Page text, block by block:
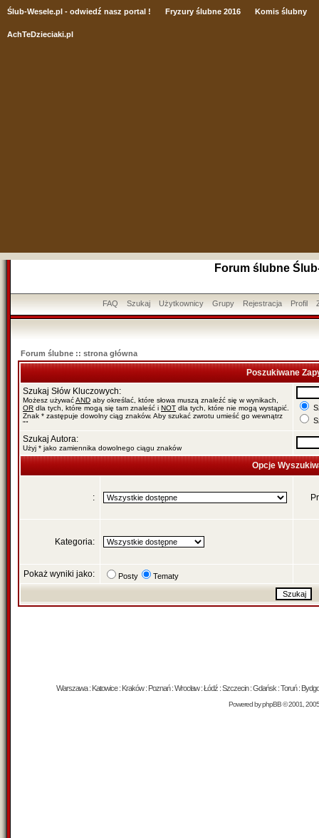
Ślub-Wesele.pl - odwiedź nasz portal ! Fryzury ślubne 2016 Komis ślubny
AchTeDzieciaki.pl
Forum ślubne
FAQ Szukaj Użytkownicy Grupy Rejestracja Profil
Forum ślubne :: strona główna
Poszukiwane
Szukaj Słów Kluczowych:
Możesz używaćAND aby określać, które słowa muszą znaleźć się w wynikach,
OR dla tych, które mogą się tam znaleść i NOT dla tych, które nie mogą wystąpić.
Znak * zastępuje dowolny ciąg znaków. Aby szukać zwrotu umieść go wewnątrz
""
Szukaj Autora:
Użyj * jako zamiennika dowolnego ciągu znaków
Opcje
:
Kategoria:
Pokaż wyniki jako: Posty Tematy
Warszawa : Katowice : Kraków : Poznań : Wrocław : Łódź : Szczecin : Gdańsk : Toruń :
Powered byphpBB© 2001,